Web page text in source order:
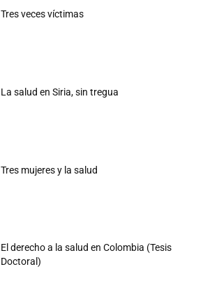
Tres veces víctimas
La salud en Siria, sin tregua
Tres mujeres y la salud
El derecho a la salud en Colombia (Tesis
Doctoral)